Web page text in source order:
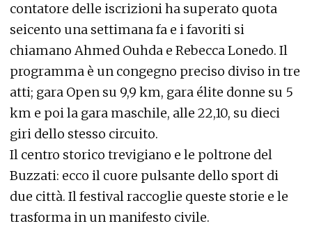
contatore delle iscrizioni ha superato quota
seicento una settimana fa e i favoriti si
chiamano Ahmed Ouhda e Rebecca Lonedo. Il
programma è un congegno preciso diviso in tre
atti; gara Open su 9,9 km, gara élite donne su 5
km e poi la gara maschile, alle 22,10, su dieci
giri dello stesso circuito.
Il centro storico trevigiano e le poltrone del
Buzzati: ecco il cuore pulsante dello sport di
due città. Il festival raccoglie queste storie e le
trasforma in un manifesto civile.